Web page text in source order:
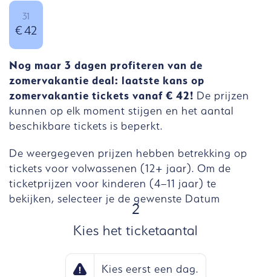
31
€ 42
Nog maar 3 dagen profiteren van de
zomervakantie deal: laatste kans op
zomervakantie tickets vanaf € 42! De prijzen
kunnen op elk moment stijgen en het aantal
beschikbare tickets is beperkt.
De weergegeven prijzen hebben betrekking op
tickets voor volwassenen (12+ jaar). Om de
ticketprijzen voor kinderen (4–11 jaar) te
bekijken, selecteer je de gewenste Datum
STAP 2
Kies het ticketaantal
Kies eerst een dag.